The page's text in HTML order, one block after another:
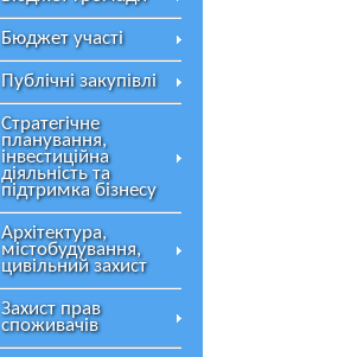
Бюджет участі
Публічні закупівлі
Стратегічне
планування,
інвестиційна
діяльність та
підтримка бізнесу
Архітектура,
містобудування,
цивільний захист
Захист прав
споживачів